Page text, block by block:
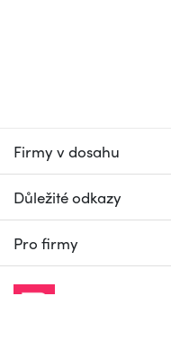
Firmy v dosahu
Důležité odkazy
Pro firmy